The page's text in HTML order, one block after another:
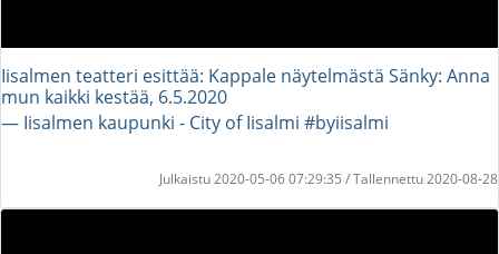
Iisalmen teatteri esittää: Kappale näytelmästä Sänky: Anna
mun kaikki kestää, 6.5.2020
― Iisalmen kaupunki - City of Iisalmi #byiisalmi
Julkaistu 2020-05-06 07:29:35 / Tallennettu 2020-08-28